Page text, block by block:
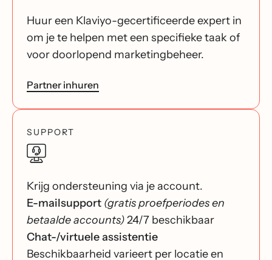
Huur een Klaviyo-gecertificeerde expert in
om je te helpen met een specifieke taak of
voor doorlopend marketingbeheer.
Partner inhuren
SUPPORT
Krijg ondersteuning via je account.
E-mailsupport (gratis proefperiodes en
betaalde accounts)24/7 beschikbaar
Chat-/virtuele assistentie
Beschikbaarheid varieert per locatie en